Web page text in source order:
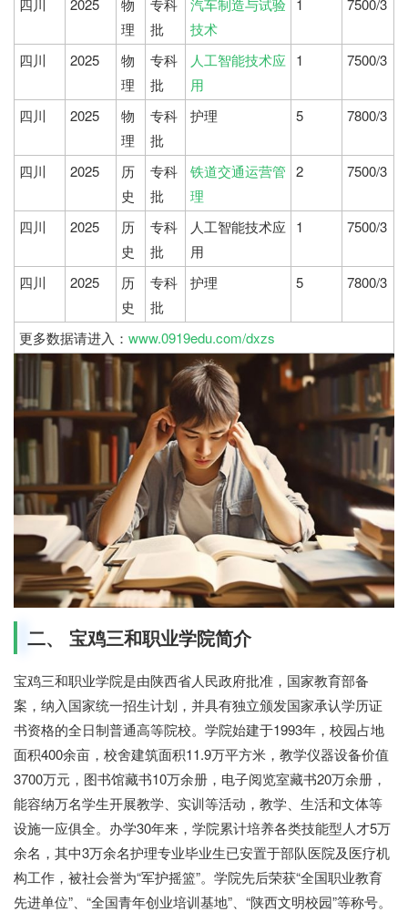
四川 2025
物
理
专科
批
汽车制造与试验
技术
1 7500/3
四川 2025
物
理
专科
批
人工智能技术应
用
1 7500/3
四川 2025
物
理
专科
批
护理 5 7800/3
四川 2025
历
史
专科
批
铁道交通运营管
理
2 7500/3
四川 2025
历
史
专科
批
人工智能技术应
用
1 7500/3
四川 2025
历
史
专科
批
护理 5 7800/3
更多数据请进入： www.0919edu.com/dxzs
二、 宝鸡三和职业学院简介
宝鸡三和职业学院是由陕西省人民政府批准，国家教育部备
案，纳入国家统一招生计划，并具有独立颁发国家承认学历证
书资格的全日制普通高等院校。学院始建于1993年，校园占地
面积400余亩，校舍建筑面积11.9万平方米，教学仪器设备价值
3700万元，图书馆藏书10万余册，电子阅览室藏书20万余册，
能容纳万名学生开展教学、实训等活动，教学、生活和文体等
设施一应俱全。办学30年来，学院累计培养各类技能型人才5万
余名，其中3万余名护理专业毕业生已安置于部队医院及医疗机
构工作，被社会誉为“军护摇篮”。学院先后荣获“全国职业教育
先进单位”、“全国青年创业培训基地”、“陕西文明校园”等称号。